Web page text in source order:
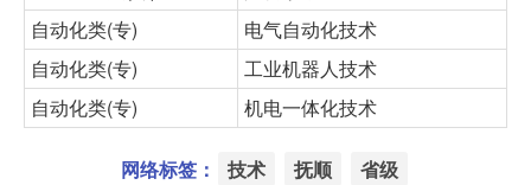
自动化类(专)
电气自动化技术
自动化类(专)
工业机器人技术
自动化类(专)
机电一体化技术
网络标签： 技术 抚顺 省级